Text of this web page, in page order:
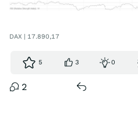
DAX | 17.890,17
5 3 0
2